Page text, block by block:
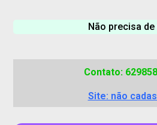
Não precisa de
Contato:
Site: não